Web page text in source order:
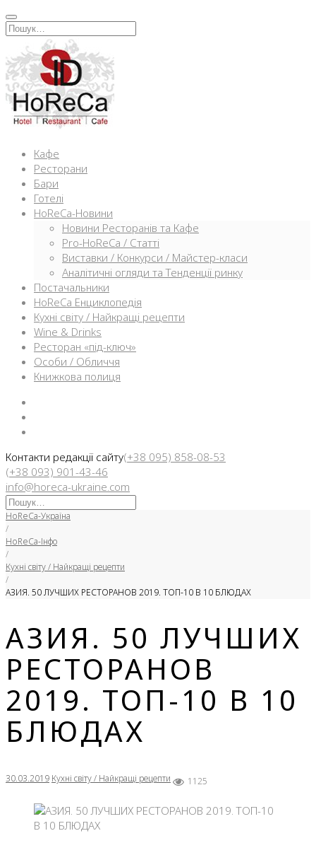
Перейти
к
содержимому
Искать:
Кафе
Ресторани
Бари
Готелі
HoReCa-Новини
Новини Ресторанів та Кафе
Pro-HoReCa / Статті
Виставки / Конкурси / Майстер-класи
Аналітичні огляди та Тенденції ринку
Постачальники
HoReCa Енциклопедія
Кухні світу / Найкращі рецепти
Wine & Drinks
Ресторан «під-ключ»
Особи / Обличчя
Книжкова полиця
Контакти редакції сайту(+38 095) 858-08-53
(+38 093) 901-43-46
info@horeca-ukraine.com
Искать:
HoReCa-Україна
/
HoReCa-Інфо
/
Кухні світу / Найкращі рецепти
/
АЗИЯ. 50 ЛУЧШИХ РЕСТОРАНОВ 2019. ТОП-10 В 10 БЛЮДАХ
АЗИЯ. 50 ЛУЧШИХ
РЕСТОРАНОВ
2019. ТОП-10 В 10
БЛЮДАХ
30.03.2019 Кухні світу / Найкращі рецепти 1125